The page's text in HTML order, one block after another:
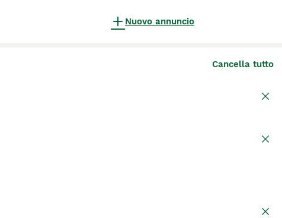
Nuovo annuncio
Cancella tutto